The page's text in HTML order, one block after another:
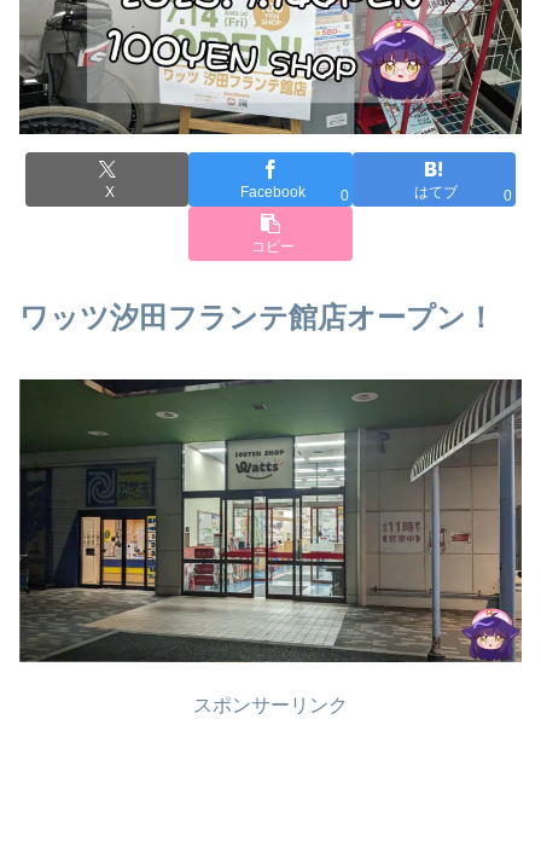
X Facebook 0 はてブ 0
コピー
ワッツ汐田フランテ館店オープン！
スポンサーリンク